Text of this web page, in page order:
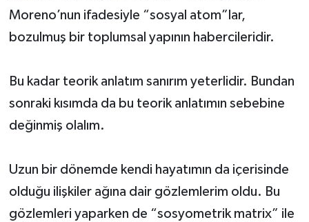
Moreno’nun ifadesiyle “sosyal atom”lar,
bozulmuş bir toplumsal yapının habercileridir.
Bu kadar teorik anlatım sanırım yeterlidir. Bundan
sonraki kısımda da bu teorik anlatımın sebebine
değinmiş olalım.
Uzun bir dönemde kendi hayatımın da içerisinde
olduğu ilişkiler ağına dair gözlemlerim oldu. Bu
gözlemleri yaparken de “sosyometrik matrix” ile